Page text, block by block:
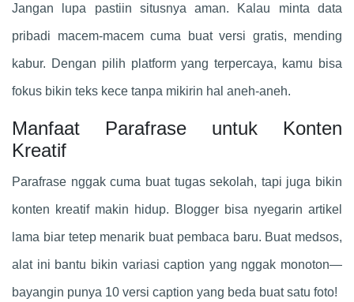
Jangan lupa pastiin situsnya aman. Kalau minta data
pribadi macem-macem cuma buat versi gratis, mending
kabur. Dengan pilih platform yang terpercaya, kamu bisa
fokus bikin teks kece tanpa mikirin hal aneh-aneh.
Manfaat Parafrase untuk Konten
Kreatif
Parafrase nggak cuma buat tugas sekolah, tapi juga bikin
konten kreatif makin hidup. Blogger bisa nyegarin artikel
lama biar tetep menarik buat pembaca baru. Buat medsos,
alat ini bantu bikin variasi caption yang nggak monoton—
bayangin punya 10 versi caption yang beda buat satu foto!